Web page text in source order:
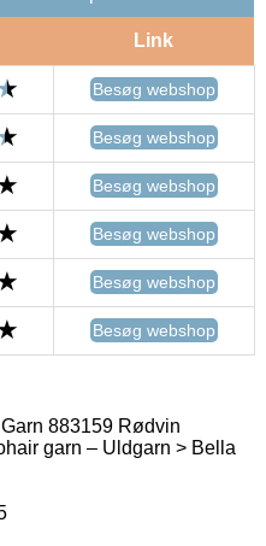
Link
Besøg webshop
Besøg webshop
Besøg webshop
Besøg webshop
Besøg webshop
Besøg webshop
883159 Rødvin
garn – Uldgarn > Bella